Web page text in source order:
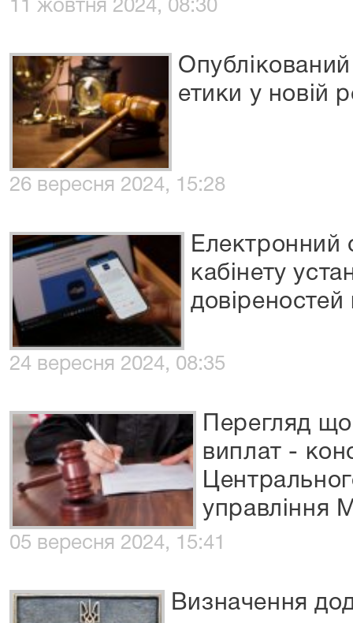
11 жовтня 2024, 08:30
етики у новій
26 вересня 2024, 15:28
Електронний
кабінету
24 вересня 2024, 08:35
Перегляд
виплат -
управління
05 вересня 2024, 15:41
Визначення